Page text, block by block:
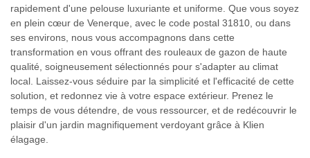
rapidement d'une pelouse luxuriante et uniforme. Que vous soyez
en plein cœur de Venerque, avec le code postal 31810, ou dans
ses environs, nous vous accompagnons dans cette
transformation en vous offrant des rouleaux de gazon de haute
qualité, soigneusement sélectionnés pour s'adapter au climat
local. Laissez-vous séduire par la simplicité et l'efficacité de cette
solution, et redonnez vie à votre espace extérieur. Prenez le
temps de vous détendre, de vous ressourcer, et de redécouvrir le
plaisir d'un jardin magnifiquement verdoyant grâce à Klien
élagage.